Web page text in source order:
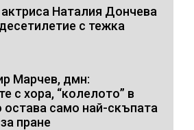
Наталия Дончева
с тежка
Марчев, дмн:
с хора, “колелото” в
остава само най-скъпата
пране